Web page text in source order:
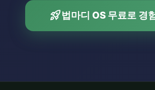
rocket_launch법마디 OS 무료로 경